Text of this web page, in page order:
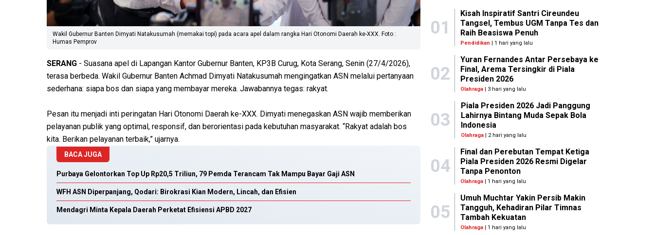
Wakil Gubernur Banten Dimyati Natakusumah (memakai topi) pada acara apel dalam rangka Hari Otonomi Daerah ke-XXX. Foto :
Humas Pemprov
SERANG - Suasana apel di Lapangan Kantor Gubernur Banten, KP3B Curug, Kota Serang, Senin (27/4/2026),
terasa berbeda. Wakil Gubernur Banten Achmad Dimyati Natakusumah mengingatkan ASN melalui pertanyaan
sederhana: siapa bos dan siapa yang membayar mereka. Jawabannya tegas: rakyat.
Pesan itu menjadi inti peringatan Hari Otonomi Daerah ke-XXX. Dimyati menegaskan ASN wajib memberikan
pelayanan publik yang optimal, responsif, dan berorientasi pada kebutuhan masyarakat. “Rakyat adalah bos
kita. Berikan pelayanan terbaik,” ujarnya.
BACA JUGA
Purbaya Gelontorkan Top Up Rp20,5 Triliun, 79 Pemda Terancam Tak Mampu Bayar Gaji ASN
WFH ASN Diperpanjang, Qodari: Birokrasi Kian Modern, Lincah, dan Efisien
Mendagri Minta Kepala Daerah Perketat Efisiensi APBD 2027
01
Kisah Inspiratif Santri Cireundeu
Tangsel, Tembus UGM Tanpa Tes dan
Raih Beasiswa Penuh
Pendidikan | 1 hari yang lalu
02
Yuran Fernandes Antar Persebaya ke
Final, Arema Tersingkir di Piala
Presiden 2026
Olahraga | 3 hari yang lalu
03
Piala Presiden 2026 Jadi Panggung
Lahirnya Bintang Muda Sepak Bola
Indonesia
Olahraga| 2 hari yang lalu
04
Final dan Perebutan Tempat Ketiga
Piala Presiden 2026 Resmi Digelar
Tanpa Penonton
Olahraga | 1 hari yang lalu
05
Umuh Muchtar Yakin Persib Makin
Tangguh, Kehadiran Pilar Timnas
Tambah Kekuatan
Olahraga | 1 hari yang lalu